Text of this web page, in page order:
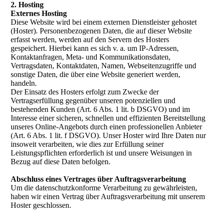
2. Hosting
Externes Hosting
Diese Website wird bei einem externen Dienstleister gehostet
(Hoster). Personenbezogenen Daten, die auf dieser Website
erfasst werden, werden auf den Servern des Hosters
gespeichert. Hierbei kann es sich v. a. um IP-Adressen,
Kontaktanfragen, Meta- und Kommunikationsdaten,
Vertragsdaten, Kontaktdaten, Namen, Webseitenzugriffe und
sonstige Daten, die über eine Website generiert werden,
handeln.
Der Einsatz des Hosters erfolgt zum Zwecke der
Vertragserfüllung gegenüber unseren potenziellen und
bestehenden Kunden (Art. 6 Abs. 1 lit. b DSGVO) und im
Interesse einer sicheren, schnellen und effizienten Bereitstellung
unseres Online-Angebots durch einen professionellen Anbieter
(Art. 6 Abs. 1 lit. f DSGVO). Unser Hoster wird Ihre Daten nur
insoweit verarbeiten, wie dies zur Erfüllung seiner
Leistungspflichten erforderlich ist und unsere Weisungen in
Bezug auf diese Daten befolgen.
Abschluss eines Vertrages über Auftragsverarbeitung
Um die datenschutzkonforme Verarbeitung zu gewährleisten,
haben wir einen Vertrag über Auftragsverarbeitung mit unserem
Hoster geschlossen.